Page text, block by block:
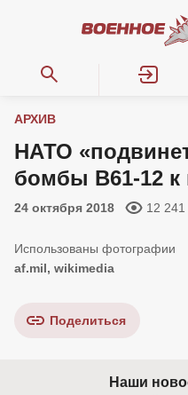
АРХИВ
НАТО
бомбы B61-12 к
24 октября 2018 12 241
af.mil, wikimedia
Поделиться
Наши